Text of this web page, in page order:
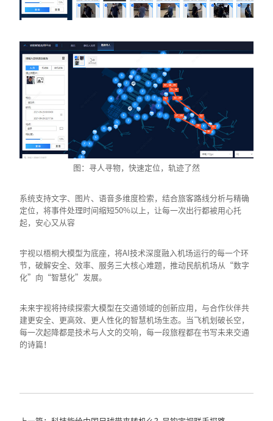
图：寻人寻物，快速定位，轨迹了然
系统支持文字、图片、语音多维度检索，结合旅客路线分析与精确
定位，将事件处理时间缩短50%以上，让每一次出行都被用心托
起，安心又从容
宇视以梧桐大模型为底座，将AI技术深度融入机场运行的每一个环
节，破解安全、效率、服务三大核心难题，推动民航机场从“数字
化”向“智慧化”发展。
未来宇视将持续探索大模型在交通领域的创新应用，与合作伙伴共
建更安全、更高效、更人性化的智慧机场生态。当飞机划破长空，
每一次起降都是技术与人文的交响，每一段旅程都在书写未来交通
的诗篇！